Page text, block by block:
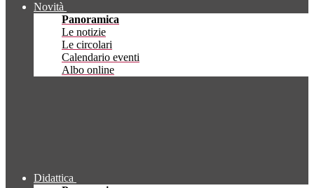
Novità
Panoramica
Le notizie
Le circolari
Calendario eventi
Albo online
Didattica